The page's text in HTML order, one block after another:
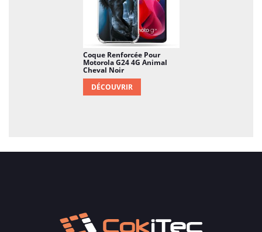
Coque Renforcée Pour
Motorola G24 4G Animal
Cheval Noir
DÉCOUVRIR